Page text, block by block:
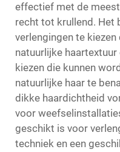
effectief met de
recht tot krullend. Het
verlengingen te
natuurlijke
kiezen die kunnen
natuurlijke haar te
dikke haardichtheid
voor
geschikt is voor
techniek en een